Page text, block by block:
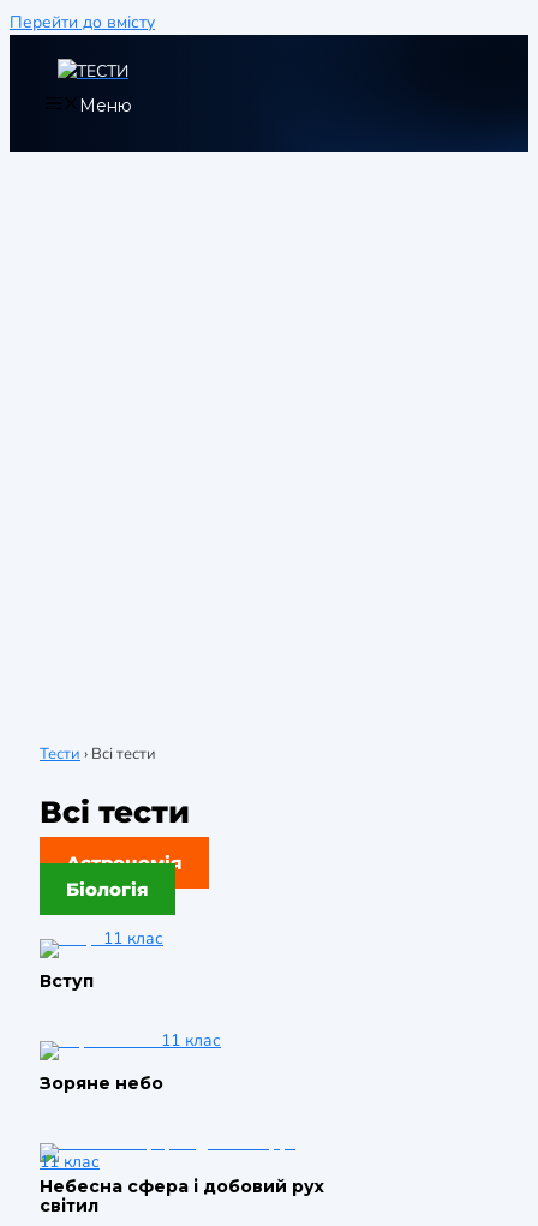
Перейти до вмісту
Меню
Тести › Всі тести
Всі тести
Астрономія
Біологія
11 клас
Вступ
11 клас
Зоряне небо
11 клас
Небесна сфера і добовий рух
світил